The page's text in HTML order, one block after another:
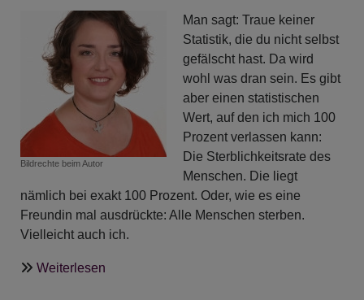
ich
Gott
eigentlich?
Bildrechte beim Autor
Man sagt: Traue keiner
Statistik, die du nicht selbst
gefälscht hast. Da wird
wohl was dran sein. Es gibt
aber einen statistischen
Wert, auf den ich mich 100
Prozent verlassen kann:
Die Sterblichkeitsrate des
Menschen. Die liegt
nämlich bei exakt 100 Prozent. Oder, wie es eine
Freundin mal ausdrückte: Alle Menschen sterben.
Vielleicht auch ich.
Weiterlesen